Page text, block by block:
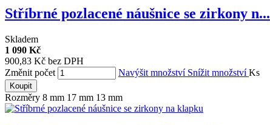
Stříbrné pozlacené náušnice se zirkony n...
Skladem
1 090 Kč
900,83 Kč bez DPH
Změnit počet
Navýšit množství Snížit množstvíKs
Koupit
Rozměry 8 mm 17 mm 13 mm